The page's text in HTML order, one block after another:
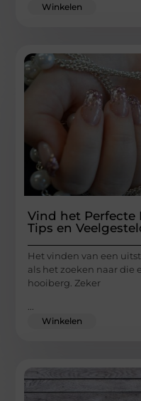
Winkelen
Vind het Perfecte
Tips en
Het vinden van een
als het zoeken naar die
hooiberg. Zeker
Winkelen